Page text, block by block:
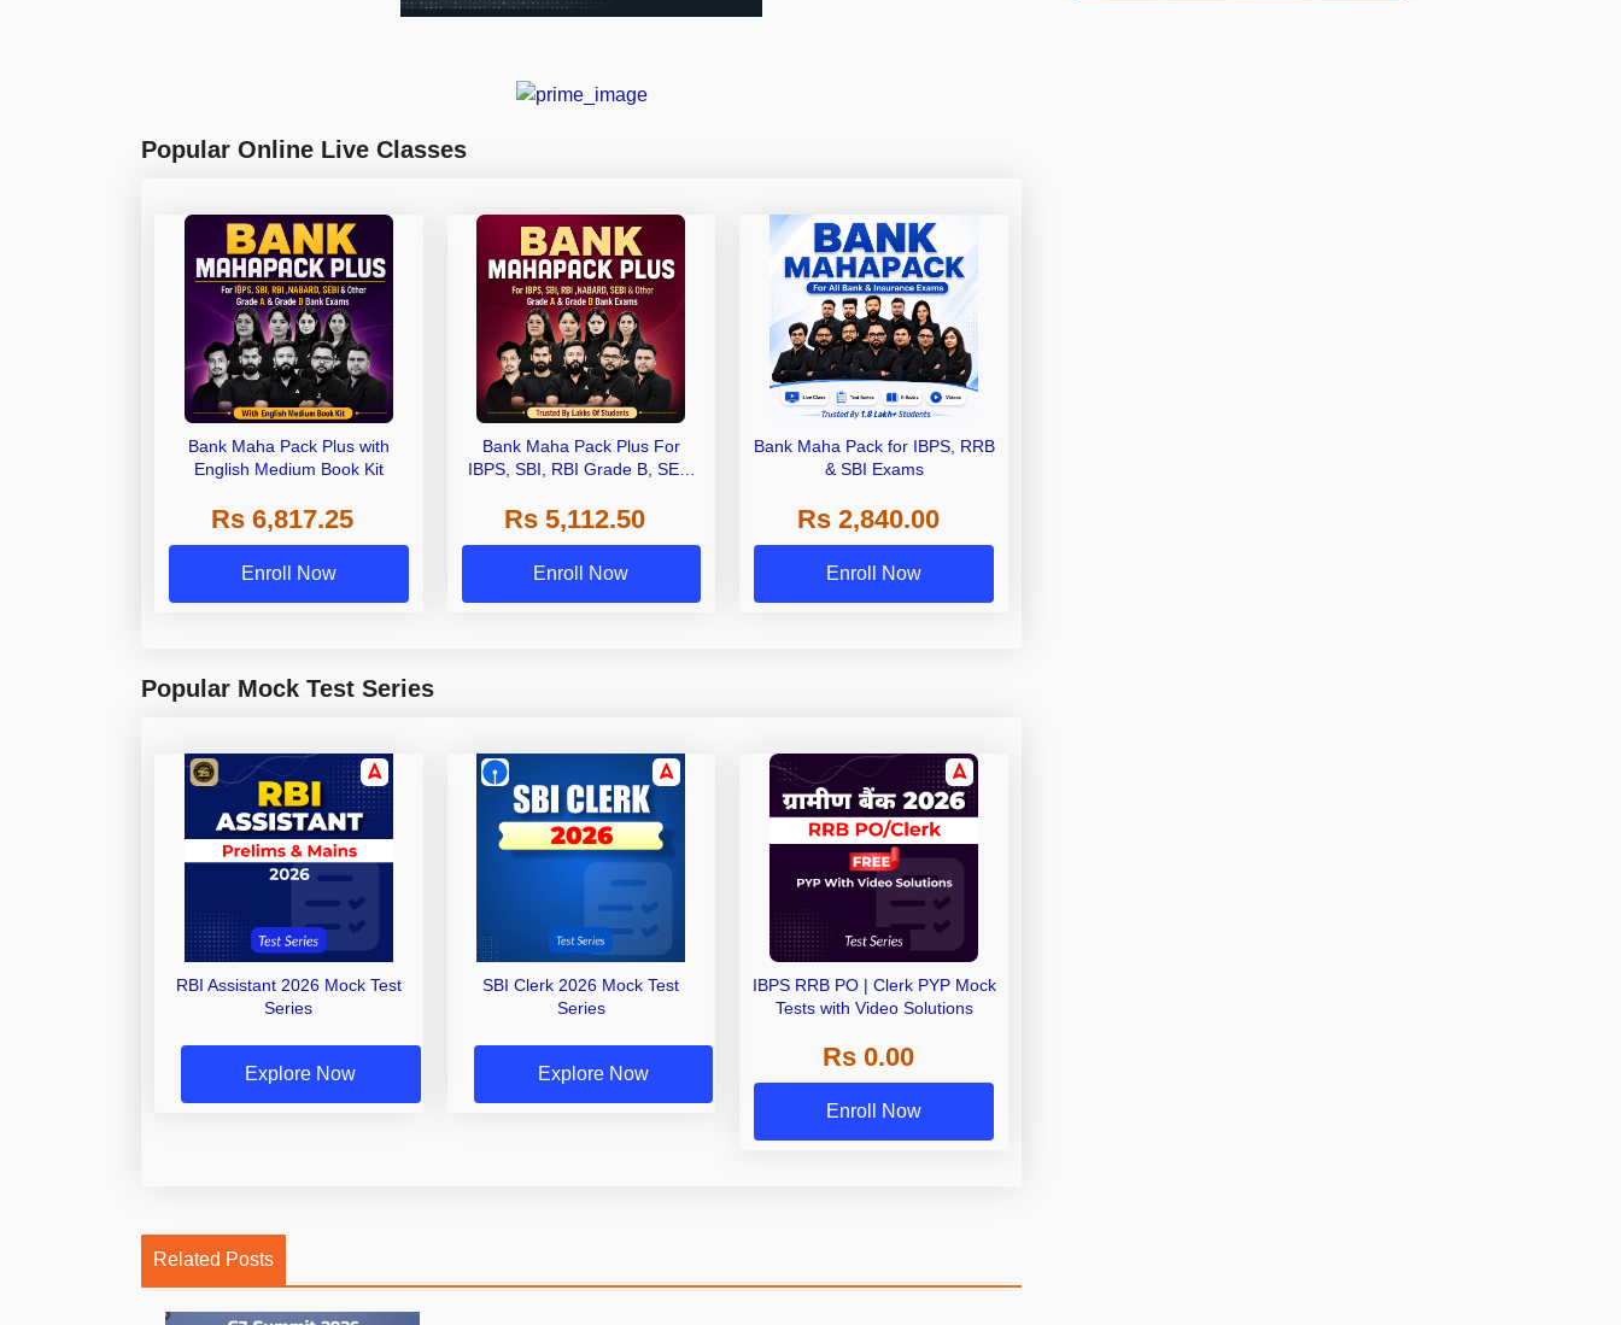
Popular Online Live Classes
Bank Maha Pack Plus with
English Medium Book Kit
Rs 6,817.25
Enroll Now
Bank Maha Pack Plus For
IBPS, SBI, RBI Grade B, SEBI
Other Grade A & Grade B Bank
Exams
Rs 5,112.50
Enroll Now
Bank Maha Pack for IBPS, RRB
& SBI Exams
Rs 2,840.00
Enroll Now
Popular Mock Test Series
RBI Assistant 2026 Mock Test
Series
Explore Now
SBI Clerk 2026 Mock Test
Series
Explore Now
IBPS RRB PO | Clerk PYP Mock
Tests with Video Solutions
Rs 0.00
Enroll Now
Related Posts